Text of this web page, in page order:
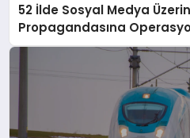
52 İlde Sosyal Medya
Propagandasına